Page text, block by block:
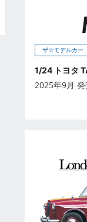
ザ☆モデルカー
1/24 トヨタ
2025年9月 発